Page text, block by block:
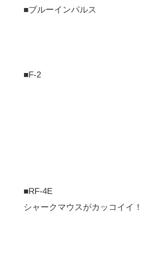
■ブルーインパルス
■F-2
■RF-4E
シャークマウスがカッコイイ！